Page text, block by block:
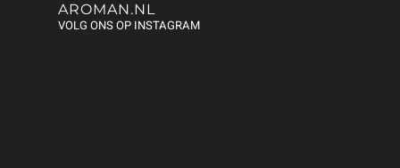
AROMAN.NL
VOLG ONS OP INSTAGRAM